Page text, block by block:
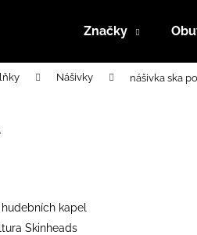
Značky
Nášivky nášivka ska
kapel
Skinheads